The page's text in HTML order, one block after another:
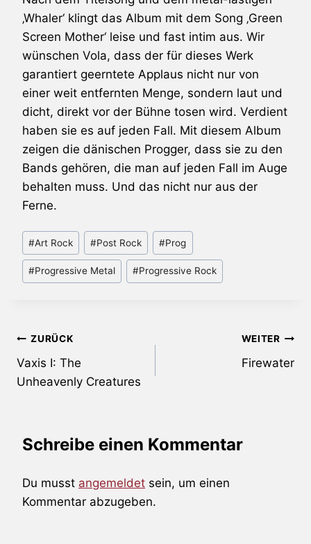
‚Whaler‘ klingt das Album mit dem Song ‚Green
Screen Mother‘ leise und fast intim aus. Wir
wünschen Vola, dass der für dieses Werk
garantiert geerntete Applaus nicht nur von
einer weit entfernten Menge, sondern laut und
dicht, direkt vor der Bühne tosen wird. Verdient
haben sie es auf jeden Fall. Mit diesem Album
zeigen die dänischen Progger, dass sie zu den
Bands gehören, die man auf jeden Fall im Auge
behalten muss. Und das nicht nur aus der
Ferne.
Schlagworte:
#Art Rock #Post Rock #Prog
#Progressive Metal #Progressive Rock
Beitragsnavigation
ZURÜCK
Vaxis I: The
Unheavenly Creatures
WEITER
Firewater
Schreibe einen Kommentar
Du musst angemeldet sein, um einen
Kommentar abzugeben.